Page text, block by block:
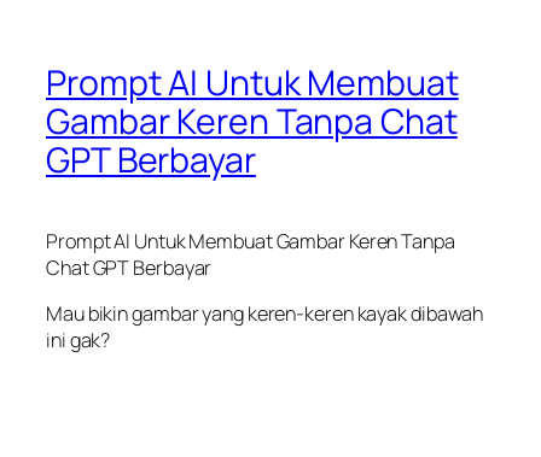
Prompt AI Untuk Membuat
Gambar Keren Tanpa Chat
GPT Berbayar
Prompt AI Untuk Membuat Gambar Keren Tanpa
Chat GPT Berbayar
Mau bikin gambar yang keren-keren kayak dibawah
ini gak?